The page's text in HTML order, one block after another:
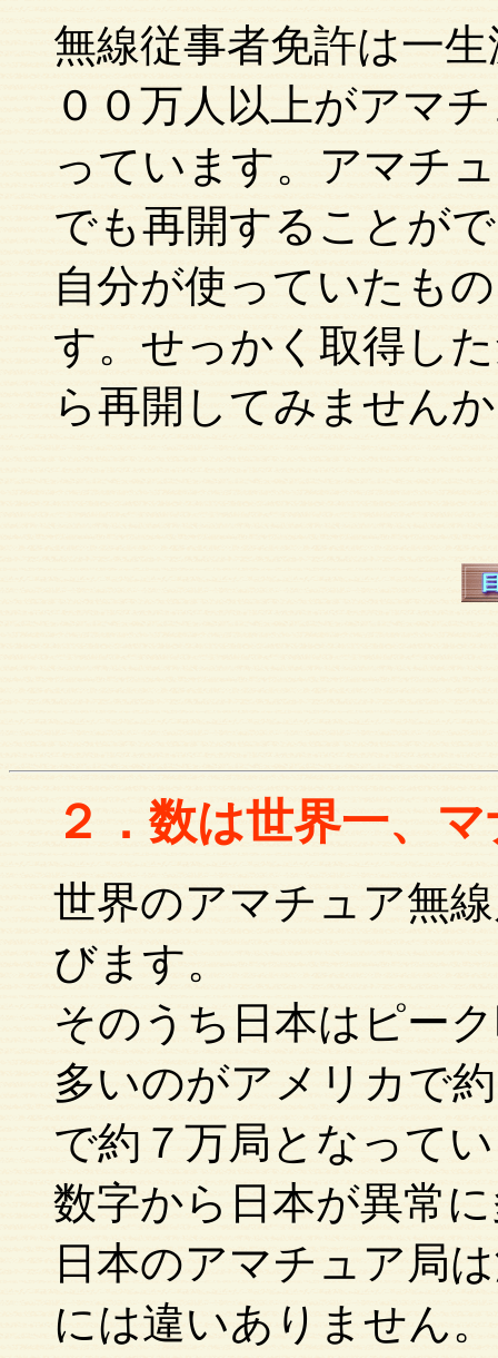
無線従事者免許は一
００万人以上がアマ
っています。アマチ
でも再開することが
自分が使っていたも
す。せっかく取得し
ら再開してみません
２．数は世界一、
世界のアマチュア無
びます。
そのうち日本はピー
多いのがアメリカで
で約７万局となって
数字から日本が異常
日本のアマチュア局
には違いありません。